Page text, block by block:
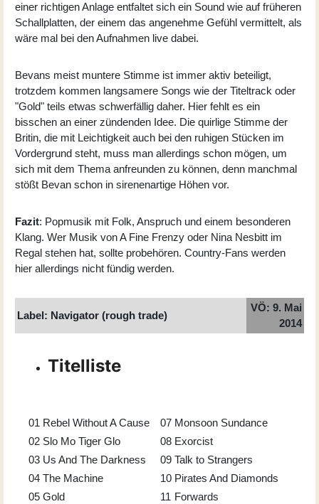
einer richtigen Anlage entfaltet sich ein Sound wie auf früheren
Schallplatten, der einem das angenehme Gefühl vermittelt, als
wäre mal bei den Aufnahmen live dabei.
Bevans meist muntere Stimme ist immer aktiv beteiligt,
trotzdem kommen langsamere Songs wie der Titeltrack oder
"Gold" teils etwas schwerfällig daher. Hier fehlt es ein
bisschen an einer zündenden Idee. Die quirlige Stimme der
Britin, die mit Leichtigkeit auch bei den ruhigen Stücken im
Vordergrund steht, muss man allerdings schon mögen, um
sich mit dem Thema anfreunden zu können, denn manchmal
stößt Bevan schon in sirenenartige Höhen vor.
Fazit: Popmusik mit Folk, Anspruch und einem besonderen
Klang. Wer Musik von A Fine Frenzy oder Nina Nesbitt im
Regal stehen hat, sollte probehören. Country-Fans werden
hier allerdings nicht fündig werden.
Label: Navigator (rough trade)
VÖ: 9. Mai
2014
Titelliste
01 Rebel Without A Cause 07 Monsoon Sundance
02 Slo Mo Tiger Glo 08 Exorcist
03 Us And The Darkness 09 Talk to Strangers
04 The Machine 10 Pirates And Diamonds
05 Gold 11 Forwards